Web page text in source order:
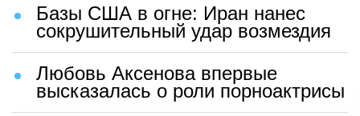
Базы США в огне: Иран нанес
сокрушительный удар возмездия
Любовь Аксенова впервые
высказалась о роли порноактрисы